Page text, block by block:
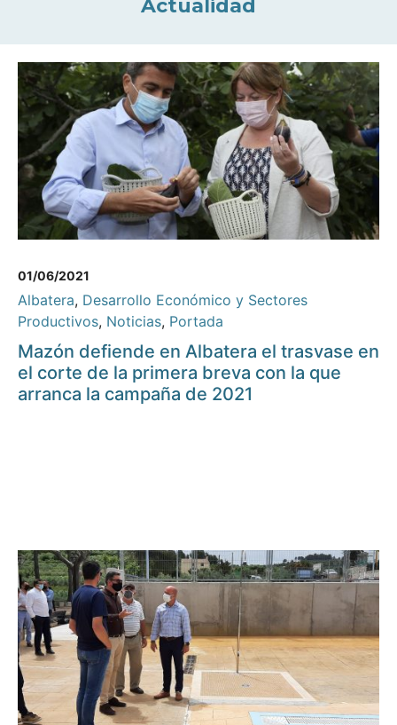
Actualidad
01/06/2021
Albatera, Desarrollo Económico y Sectores
Productivos, Noticias, Portada
Mazón defiende en Albatera el trasvase en
el corte de la primera breva con la que
arranca la campaña de 2021